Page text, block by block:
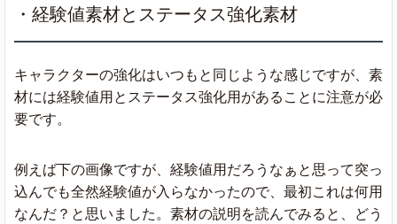
・経験値素材とステータス強化素材
キャラクターの強化はいつもと同じような感じですが、素
材には経験値用とステータス強化用があることに注意が必
要です。
例えば下の画像ですが、経験値用だろうなぁと思って突っ
込んでも全然経験値が入らなかったので、最初これは何用
なんだ？と思いました。素材の説明を読んでみると、どう